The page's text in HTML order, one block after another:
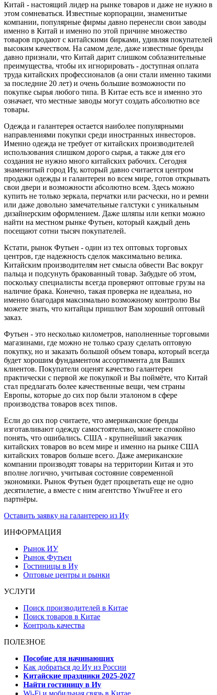
Китай - настоящий лидер на рынке товаров и даже не нужно в
этом сомневаться. Известные корпорации, знаменитые
компании, популярные фирмы давно перенесли свои заводы
именно в Китай и именно по этой причине множество
товаров продают с китайскими бирками, удивляя покупателей
высоким качеством. На самом деле, даже известные бренды
давно признали, что Китай дарит слишком соблазнительные
преимущества, чтобы их игнорировать - доступная оплата
труда китайских профессионалов (а они стали именно такими
за последние 20 лет) и очень большие возможности по
покупке сырья любого типа. В Китае есть все и именно это
означает, что местные заводы могут создать абсолютно все
товары.
Одежда и галантерея остается наиболее популярными
направлениями покупки среди иностранных инвесторов.
Именно одежда не требует от китайских производителей
использования слишком дорого сырья, а также для его
создания не нужно много китайских рабочих. Сегодня
знаменитый город Иу, который давно считается центром
продажи одежды и галантереи во всем мире, готов открывать
свои двери и возможности абсолютно всем. Здесь можно
купить не только зеркала, перчатки или расчески, но и ремни
или даже довольно замечательные галстуки с уникальным
дизайнерским оформлением. Даже шляпы или кепки можно
найти на местном рынке Футьен, который каждый день
посещают сотни тысяч покупателей.
Кстати, рынок Футьен - один из тех оптовых торговых
центров, где надежность сделок максимально велика.
Китайским производителям нет смысла обвести Вас вокруг
пальца и подсунуть бракованный товар. Забудьте об этом,
поскольку специалисты всегда проверяют оптовые грузы на
наличие брака. Конечно, такая проверка не идеальна, но
именно благодаря максимально возможному контролю Вы
можете знать, что китайцы пришлют Вам хороший оптовый
заказ.
Футьен - это несколько километров, наполненные торговыми
магазинами, где можно не только сразу сделать оптовую
покупку, но и заказать большой объем товара, который всегда
будет хорошим фундаментом ассортимента для Ваших
клиентов. Покупатели оценят качество галантереи
практически с первой же покупкой и Вы поймёте, что Китай
стал предлагать более качественные вещи, чем страны
Европы, которые до сих пор были эталоном в сфере
производства товаров всех типов.
Если до сих пор считаете, что американские бренды
изготавливают одежду самостоятельно, можете спокойно
понять, что ошибались. США - крупнейший заказчик
китайских товаров во всем мире и именно на рынке США
китайских товаров больше всего. Даже американские
компании производят товары на территории Китая и это
вполне логично, учитывая состояние современной
экономики. Рынок Футьен будет процветать еще не одно
десятилетие, а вместе с ним агентство YiwuFree и его
партнёры.
Оставить заявку на галантерею из Иу
ИНФОРМАЦИЯ
Рынок ИУ
Рынок Футьен
Гостиницы в Иу
Оптовые центры и рынки
УСЛУГИ
Поиск производителей в Китае
Поиск товаров в Китае
Контроль качества
ПОЛЕЗНОЕ
Пособие для начинающих
Как добраться до Иу из России
Китайские праздники 2025-2027
Найти гостиницу в Иу